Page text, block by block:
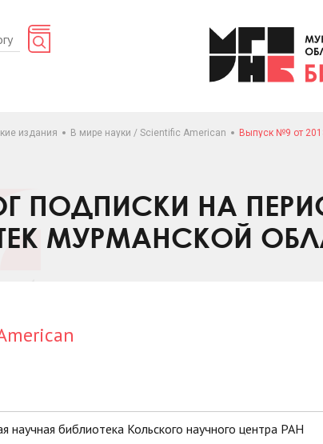
издания В мире науки / Scientific American Выпуск №9 от
ПОДПИСКИ НА
МУРМАНСКОЙ
научная библиотека Кольского научного центра РАН